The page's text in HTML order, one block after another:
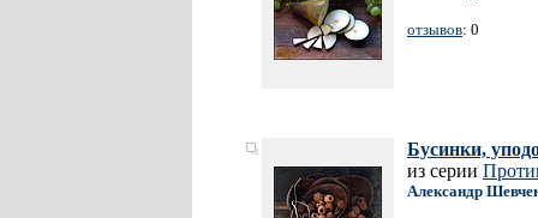
отзывов: 0
Бусинки,
из серии
Александр